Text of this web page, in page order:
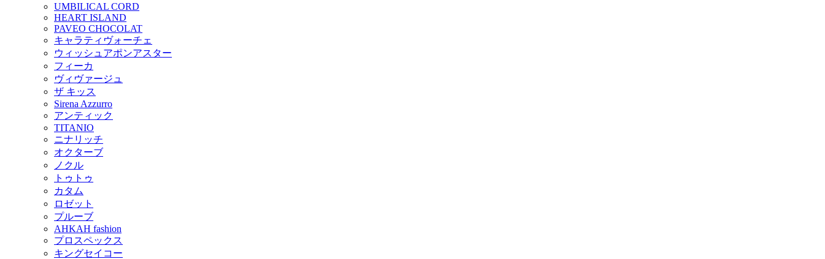
UMBILICAL CORD
HEART ISLAND
PAVEO CHOCOLAT
キャラティヴォーチェ
ウィッシュアポンアスター
フィーカ
ヴィヴァージュ
ザ キッス
Sirena Azzurro
アンティック
TITANIO
ニナリッチ
オクターブ
ノクル
トゥトゥ
カタム
ロゼット
プルーブ
AHKAH fashion
プロスペックス
キングセイコー